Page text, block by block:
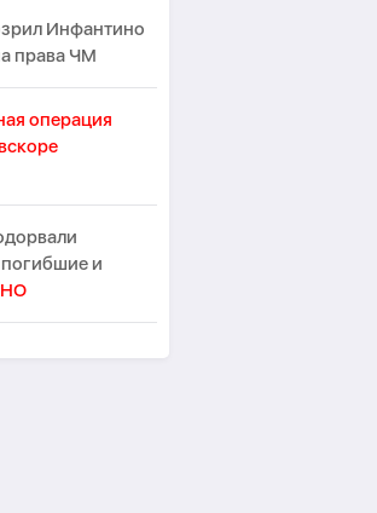
Инфантино
права ЧМ
операция
погибшие и
на